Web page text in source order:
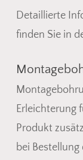
Detaillierte
finden Sie in
Erleichterung
Produkt
bei